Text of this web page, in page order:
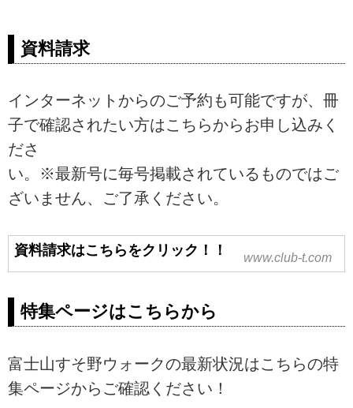
資料請求
インターネットからのご予約も可能ですが、冊
子で確認されたい方はこちらからお申し込みく
ださ
い。※最新号に毎号掲載されているものではご
ざいません、ご了承ください。
資料請求はこちらをクリック！！ www.club-t.com
特集ページはこちらから
富士山すそ野ウォークの最新状況はこちらの特
集ページからご確認ください！